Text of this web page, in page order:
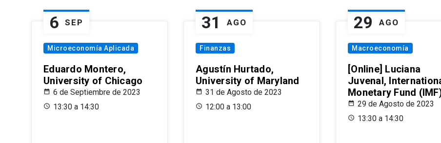
6 SEP
Microeconomía Aplicada
Eduardo Montero,
University of Chicago
6 de Septiembre de 2023
13:30 a 14:30
31 AGO
Finanzas
Agustín Hurtado,
University of Maryland
31 de Agosto de 2023
12:00 a 13:00
29 AGO
Macroeconomía
[Online] Luciana
Juvenal,
Monetary Fund
29 de Agosto de 2023
13:30 a 14:30